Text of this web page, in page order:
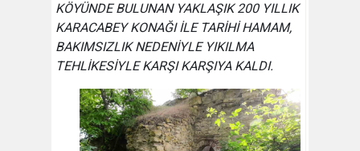
KÖYÜNDE BULUNAN YAKLAŞIK 200 YILLIK
KARACABEY KONAĞI İLE TARİHİ HAMAM,
BAKIMSIZLIK NEDENİYLE YIKILMA
TEHLİKESİYLE KARŞI KARŞIYA KALDI.